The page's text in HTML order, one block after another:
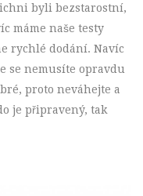
byli bezstarostní,
máme naše testy
rychlé dodání. Navíc
se nemusíte opravdu
proto neváhejte a
je připravený, tak